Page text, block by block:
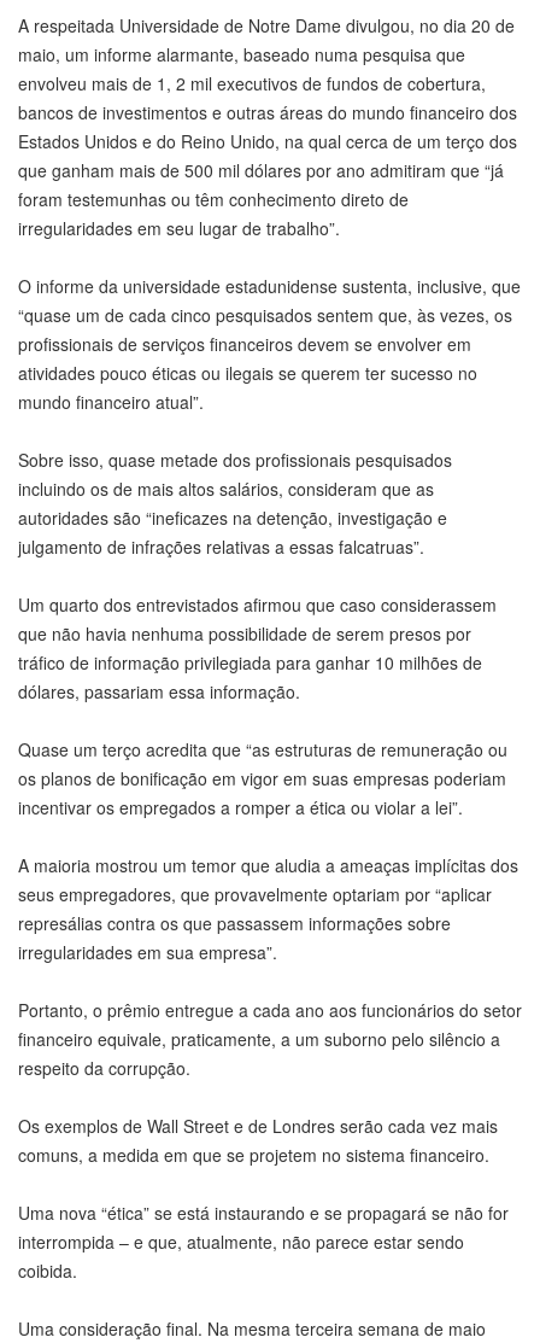
A respeitada Universidade de Notre Dame divulgou, no dia 20 de
maio, um informe alarmante, baseado numa pesquisa que
envolveu mais de 1, 2 mil executivos de fundos de cobertura,
bancos de investimentos e outras áreas do mundo financeiro dos
Estados Unidos e do Reino Unido, na qual cerca de um terço dos
que ganham mais de 500 mil dólares por ano admitiram que “já
foram testemunhas ou têm conhecimento direto de
irregularidades em seu lugar de trabalho”.
O informe da universidade estadunidense sustenta, inclusive, que
“quase um de cada cinco pesquisados sentem que, às vezes, os
profissionais de serviços financeiros devem se envolver em
atividades pouco éticas ou ilegais se querem ter sucesso no
mundo financeiro atual”.
Sobre isso, quase metade dos profissionais pesquisados
incluindo os de mais altos salários, consideram que as
autoridades são “ineficazes na detenção, investigação e
julgamento de infrações relativas a essas falcatruas”.
Um quarto dos entrevistados afirmou que caso considerassem
que não havia nenhuma possibilidade de serem presos por
tráfico de informação privilegiada para ganhar 10 milhões de
dólares, passariam essa informação.
Quase um terço acredita que “as estruturas de remuneração ou
os planos de bonificação em vigor em suas empresas poderiam
incentivar os empregados a romper a ética ou violar a lei”.
A maioria mostrou um temor que aludia a ameaças implícitas dos
seus empregadores, que provavelmente optariam por “aplicar
represálias contra os que passassem informações sobre
irregularidades em sua empresa”.
Portanto, o prêmio entregue a cada ano aos funcionários do setor
financeiro equivale, praticamente, a um suborno pelo silêncio a
respeito da corrupção.
Os exemplos de Wall Street e de Londres serão cada vez mais
comuns, a medida em que se projetem no sistema financeiro.
Uma nova “ética” se está instaurando e se propagará se não for
interrompida – e que, atualmente, não parece estar sendo
coibida.
Uma consideração final. Na mesma terceira semana de maio